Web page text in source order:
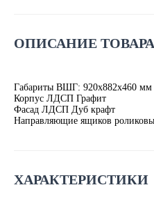
ОПИСАНИЕ ТОВАРА
Габариты ВШГ: 920х882х460 мм
Корпус ЛДСП Графит
Фасад ЛДСП Дуб крафт
Направляющие ящиков
ХАРАКТЕРИСТИКИ